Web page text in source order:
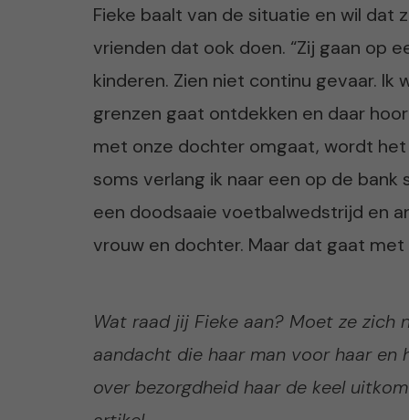
Fieke baalt van de situatie en wil dat
vrienden dat ook doen. “Zij gaan op
kinderen. Zien niet continu gevaar. Ik
grenzen gaat ontdekken en daar
met onze dochter omgaat, wordt het
soms verlang ik naar een op de
een doodsaaie voetbalwedstrijd en
vrouw en dochter. Maar dat gaat
Wat raad jij Fieke aan? Moet ze zich
aandacht die haar man voor haar
over bezorgdheid haar de keel